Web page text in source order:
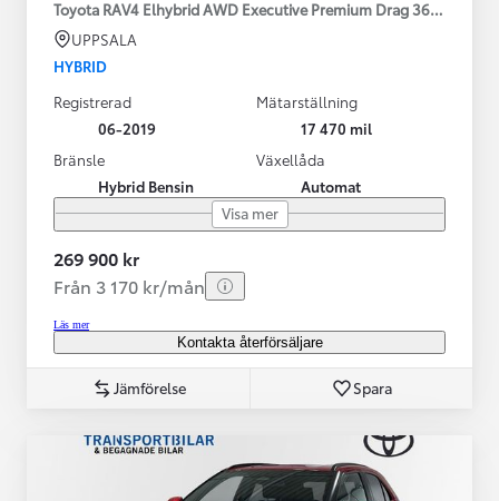
Toyota RAV4 Elhybrid AWD Executive Premium Drag 360-kamera
UPPSALA
HYBRID
Registrerad
06-2019
Mätarställning
17 470 mil
Bränsle
Hybrid Bensin
Växellåda
Automat
Visa mer
269 900 kr
Från 3 170 kr/mån
Läs mer
Kontakta återförsäljare
Jämförelse Spara